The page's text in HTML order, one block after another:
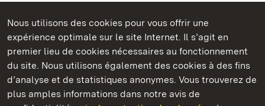
Nous utilisons des cookies pour vous offrir une
expérience optimale sur le site Internet. Il s’agit en
premier lieu de cookies nécessaires au fonctionnement
du site. Nous utilisons également des cookies à des fins
d’analyse et de statistiques anonymes. Vous trouverez de
plus amples informations dans notre avis de
Châteaux et jardins publics du Bade-Wurtemberg
Château résidentiel de Ludwigsburg